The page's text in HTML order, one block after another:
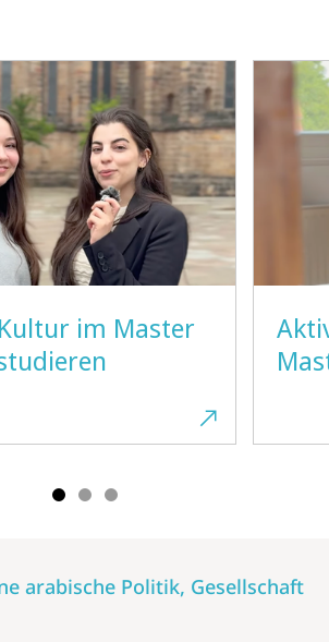
im Master
arabische Politik, Gesellschaft